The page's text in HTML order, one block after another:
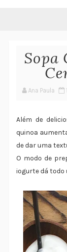
Sopa
Ana Paula
Além de
quinoa
de dar uma
O modo de
iogurte dá todo